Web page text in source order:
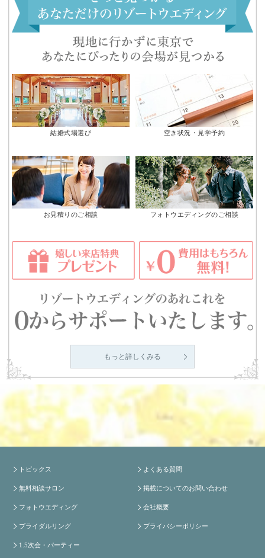
結婚式場選び 空き状況・見学予約
お見積りのご相談 フォトウエディングのご相談
もっと詳しくみる
トピックス
無料相談サロン
フォトウエディング
ブライダルリング
1.5次会・パーティー
よくある質問
掲載についてのお問い合わせ
会社概要
プライバシーポリシー